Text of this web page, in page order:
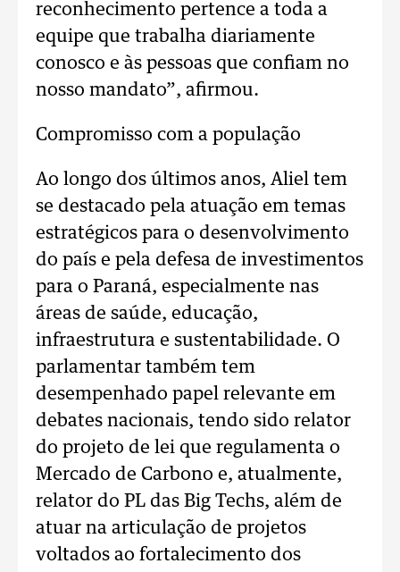
reconhecimento pertence a toda a
equipe que trabalha diariamente
conosco e às pessoas que confiam no
nosso mandato”, afirmou.
Compromisso com a população
Ao longo dos últimos anos, Aliel tem
se destacado pela atuação em temas
estratégicos para o desenvolvimento
do país e pela defesa de investimentos
para o Paraná, especialmente nas
áreas de saúde, educação,
infraestrutura e sustentabilidade. O
parlamentar também tem
desempenhado papel relevante em
debates nacionais, tendo sido relator
do projeto de lei que regulamenta o
Mercado de Carbono e, atualmente,
relator do PL das Big Techs, além de
atuar na articulação de projetos
voltados ao fortalecimento dos